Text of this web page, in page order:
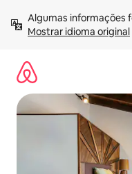
para
Mostrar idioma original